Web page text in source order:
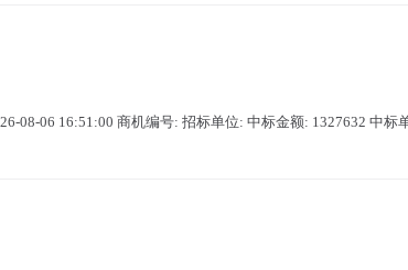
08-06 16:51:00 商机编号: 招标单位: 中标金额: 1327632 中标